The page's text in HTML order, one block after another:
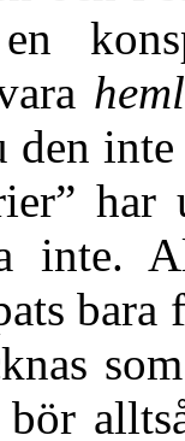
den
inte.